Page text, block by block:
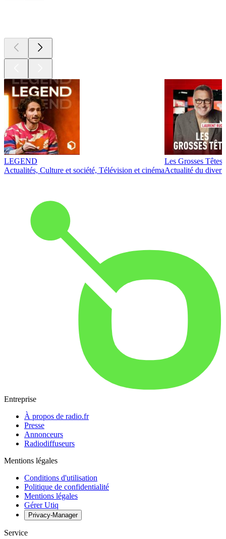
LEGEND
Actualités, Culture et société, Télévision et cinéma
Les Grosses Têtes
Actualité du
Entreprise
À propos de radio.fr
Presse
Annonceurs
Radiodiffuseurs
Mentions légales
Conditions d'utilisation
Politique de confidentialité
Mentions légales
Gérer Utiq
Privacy-Manager
Service